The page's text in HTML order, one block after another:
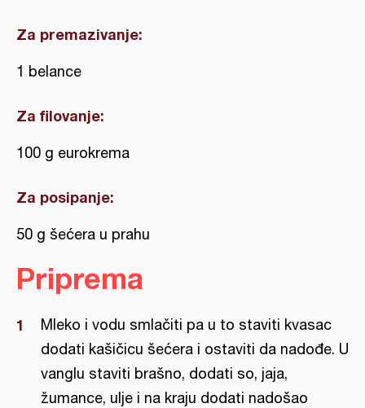
Za premazivanje:
1 belance
Za filovanje:
100 g eurokrema
Za posipanje:
50 g šećera u prahu
Priprema
Mleko i vodu smlačiti pa u to staviti kvasac
dodati kašičicu šećera i ostaviti da nadođe. U
vanglu staviti brašno, dodati so, jaja,
žumance, ulje i na kraju dodati nadošao